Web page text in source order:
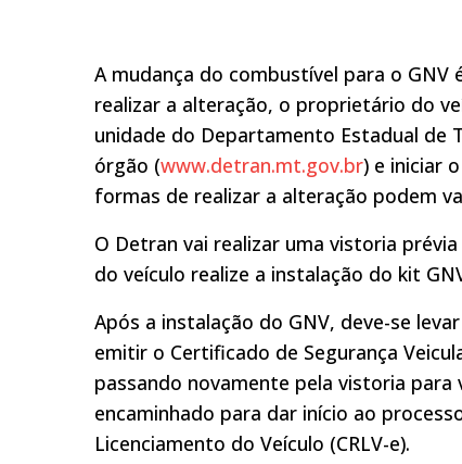
A mudança do combustível para o
realizar a alteração, o proprietário do
unidade do Departamento Estadual de
órgão (www.detran.mt.gov.br) e iniciar
formas de realizar a alteração podem
O Detran vai realizar uma vistoria
do veículo realize a instalação do kit
Após a instalação do GNV, deve-se
emitir o Certificado de Segurança
passando novamente pela vistoria para
encaminhado para dar início ao
Licenciamento do Veículo (CRLV-e).